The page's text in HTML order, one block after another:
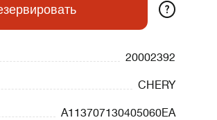
?
20002392
CHERY
A113707130405060EA